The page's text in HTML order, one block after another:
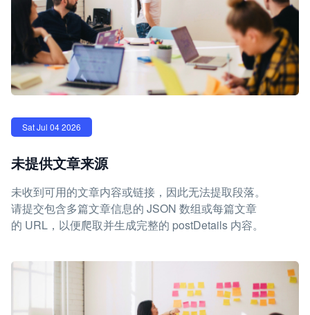
Sat Jul 04 2026
未提供文章来源
未收到可用的文章内容或链接，因此无法提取段落。
请提交包含多篇文章信息的 JSON 数组或每篇文章
的 URL，以便爬取并生成完整的 postDetails 内容。